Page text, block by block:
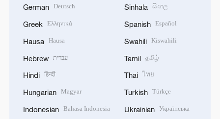
German Deutsch
Greek Ελληνικά
Hausa Hausa
Hebrew עברית
Hindi हिन्दी
Hungarian Magyar
Indonesian Bahasa Indonesia
Sinhala සිංහල
Spanish Español
Swahili Kiswahili
Tamil தமிழ்
Thai ไทย
Turkish Türkçe
Ukrainian Українська